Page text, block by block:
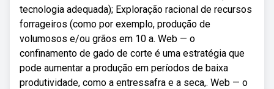
tecnologia adequada); Exploração racional de recursos
forrageiros (como por exemplo, produção de
volumosos e/ou grãos em 10 a. Web — o
confinamento de gado de corte é uma estratégia que
pode aumentar a produção em períodos de baixa
produtividade, como a entressafra e a seca,. Web — o